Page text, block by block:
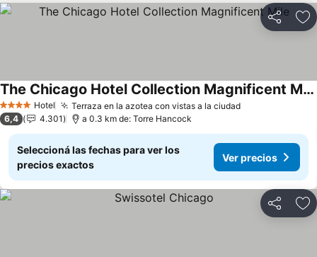
Compartir
4 EstrellasHotel Terraza en la azotea con vistas a la ciudad
The Chicago Hotel Collection Magnificent Mile
6,4 4.301 a 0.3 km de: Torre Hancock
Seleccioná las fechas para ver los
precios exactos
Ver precios
Compartir